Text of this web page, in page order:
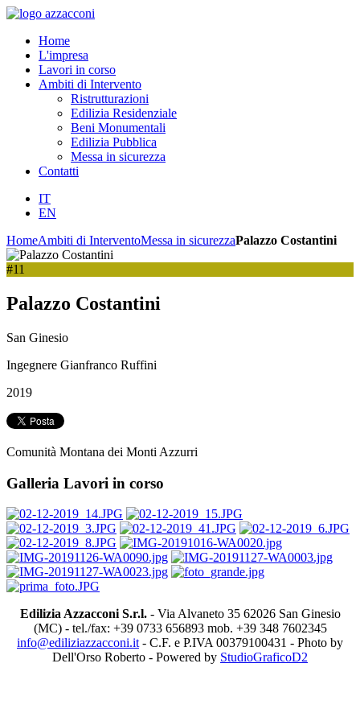
Home
L'impresa
Lavori in corso
Ambiti di Intervento
Ristrutturazioni
Edilizia Residenziale
Beni Monumentali
Edilizia Pubblica
Messa in sicurezza
Contatti
IT
EN
HomeAmbiti di InterventoMessa in sicurezzaPalazzo Costantini
#11
Palazzo Costantini
San Ginesio
Ingegnere Gianfranco Ruffini
2019
Comunità Montana dei Monti Azzurri
Galleria Lavori in corso
Edilizia Azzacconi S.r.l.- Via Alvaneto 35 62026 San Ginesio
(MC) - tel./fax: +39 0733 656893 mob. +39 348 7602345
info@ediliziazzacconi.it - C.F. e P.IVA 00379100431 - Photo by
Dell'Orso Roberto - Powered by StudioGraficoD2